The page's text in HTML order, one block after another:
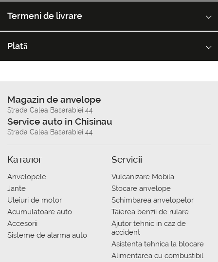
Termeni de livrare
Plată
Magazin de anvelope
Strada Calea Basarabiei 44
Service auto in Chisinau
Strada Calea Basarabiei 44
Каталог
Anvelopele
Jante
Uleiuri de motor
Acumulatoare auto
Accesorii
Sisteme de alarma auto
Servicii
Vulcanizare Mobila
Stocare anvelope
Schimbarea anvelopelor
Taierea benzii de rulare
Ajutor tehnic in caz de
accident
Asistenta tehnica la blocare
Alimentarea cu combustibil